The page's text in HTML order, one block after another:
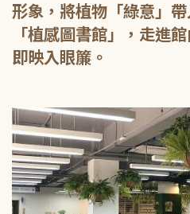
形象，將植物「綠意」
「植感圖書館」，走進
即映入眼簾。